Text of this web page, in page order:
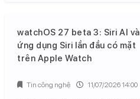
watchOS 27 beta 3: Siri AI và
ứng dụng Siri lần đầu có mặt
trên Apple Watch
Tin công nghệ 11/07/2026 14:00